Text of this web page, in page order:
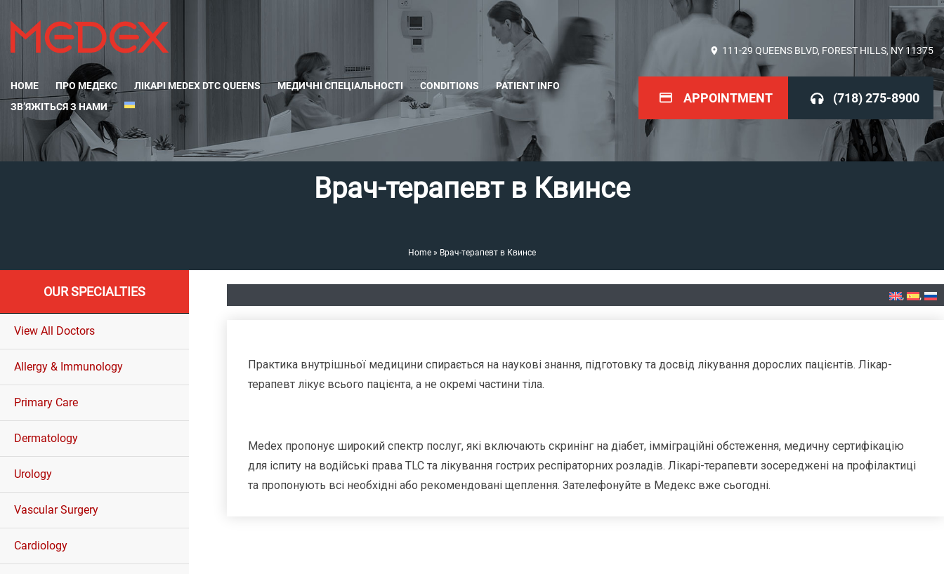
111-29 QUEENS BLVD, FOREST HILLS, NY 11375
HOME ПРО МЕДЕКС ЛІКАРІ MEDEX DTC QUEENS МЕДИЧНІ СПЕЦІАЛЬНОСТІ CONDITIONS
PATIENT INFO
ЗВ’ЯЖІТЬСЯ З НАМИ
APPOINTMENT (718) 275-8900
Врач-терапевт в Квинсе
Home » Врач-терапевт в Квинсе
OUR SPECIALTIES
View All Doctors
Allergy & Immunology
Primary Care
Dermatology
Urology
Vascular Surgery
Cardiology
Практика внутрішньої медицини спирається на наукові знання, підготовку та досвід лікування дорослих пацієнтів. Лікар-
терапевт лікує всього пацієнта, а не окремі частини тіла.
Medex пропонує широкий спектр послуг, які включають скринінг на діабет, імміграційні обстеження, медичну сертифікацію
для іспиту на водійські права TLC та лікування гострих респіраторних розладів. Лікарі-терапевти зосереджені на профілактиці
та пропонують всі необхідні або рекомендовані щеплення. Зателефонуйте в Медекс вже сьогодні.